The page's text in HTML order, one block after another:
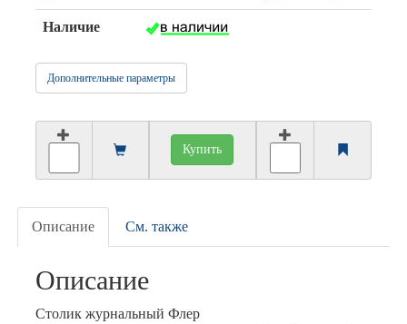
Наличие
Дополнительные параметры
Купить
Описание См. также
Описание
Столик журнальный Флер